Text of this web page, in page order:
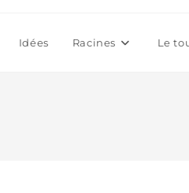
Idées Racines Le